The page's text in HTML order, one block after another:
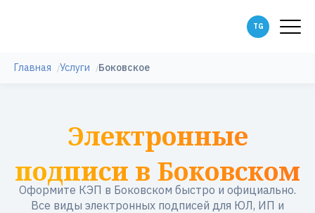
Главная Услуги Боковское
Электронные
подписи в Боковском
Оформите КЭП в Боковском быстро и официально.
Все виды электронных подписей для ЮЛ, ИП и